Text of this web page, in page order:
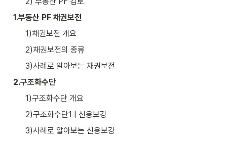
1.부동산 PF 채권보전
1)채권보전 개요
2)채권보전의 종류
3)사례로 알아보는 채권보전
2.구조화수단
1)구조화수단 개요
2)구조화수단1 | 신용보강
3)사례로 알아보는 신용보강